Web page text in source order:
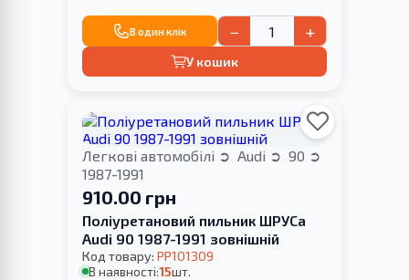
В один клік − +
У кошик
Легкові автомобілі Audi
90
1987-1991
910.00 грн
Поліуретановий пильник ШРУСа
Audi 90 1987-1991 зовнішній
Код товару: PP101309
В наявності:15шт.